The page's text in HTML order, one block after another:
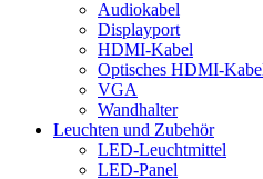
Audiokabel
Displayport
HDMI-Kabel
Optisches HDMI-
VGA
Wandhalter
Leuchten und Zubehör
LED-Leuchtmittel
LED-Panel